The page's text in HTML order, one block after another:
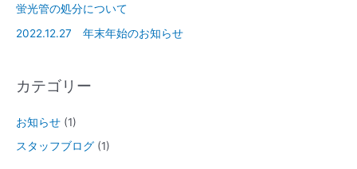
蛍光管の処分について
2022.12.27 年末年始のお知らせ
カテゴリー
お知らせ (1)
スタッフブログ (1)